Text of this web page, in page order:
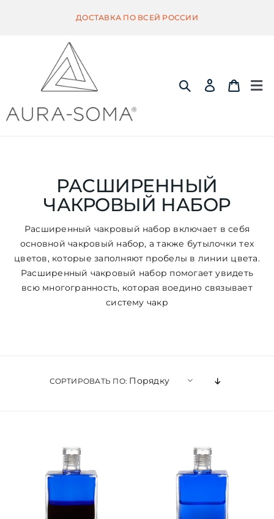
ДОСТАВКА ПО ВСЕЙ РОССИИ
КВИНТЭССЕНЦИЯ
КОНДИЦИОНЕР
ПОЛНЫЕ КОМПЛЕКТЫ
РАСШИРЕННЫЙ
ЧАКРОВЫЙ НАБОР
Расширенный чакровый набор включает в себя
основной чакровый набор, а также бутылочки тех
цветов, которые заполняют пробелы в линии цвета.
Расширенный чакровый набор помогает увидеть
всю многогранность, которая воедино связывает
систему чакр
СОРТИРОВАТЬ ПО: Порядку